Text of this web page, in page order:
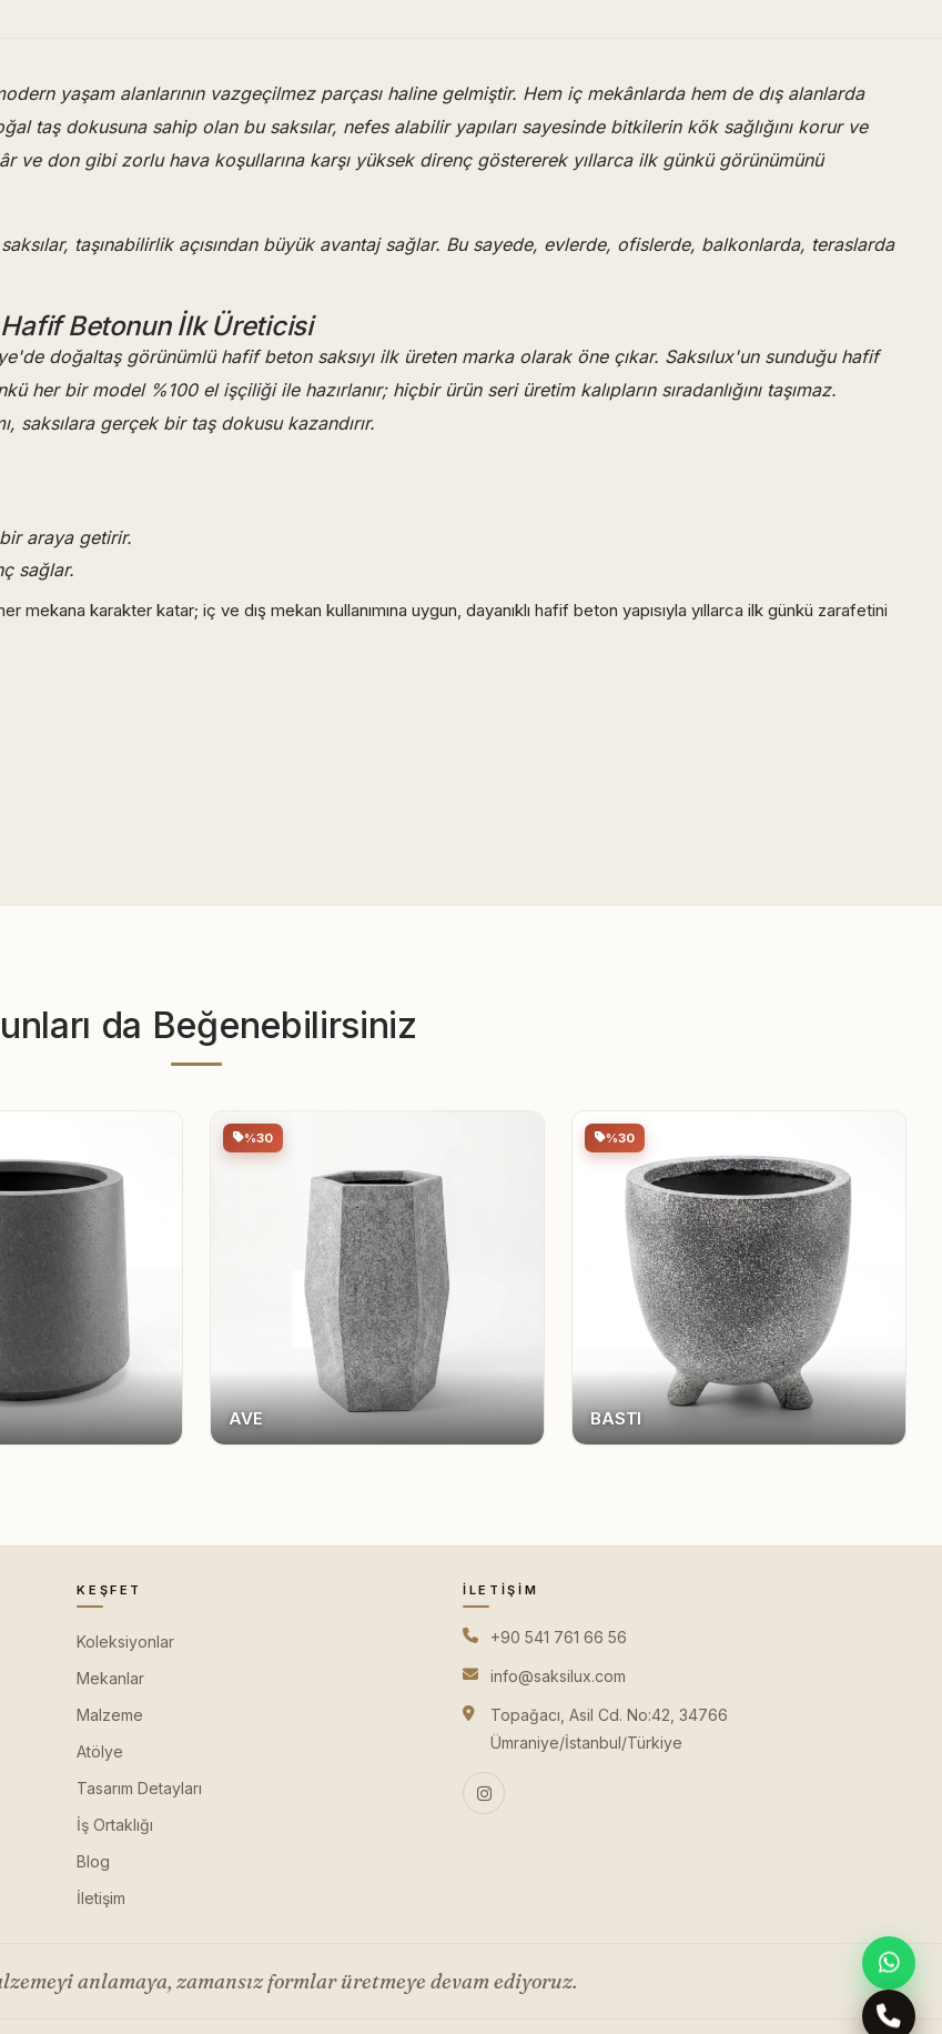
yaşam alanlarının vazgeçilmez parçası haline gelmiştir. Hem iç mekânlarda hem de dış alanlarda
taş dokusuna sahip olan bu saksılar, nefes alabilir yapıları sayesinde bitkilerin kök sağlığını korur ve
ve don gibi zorlu hava koşullarına karşı yüksek direnç göstererek yıllarca ilk günkü görünümünü
taşınabilirlik açısından büyük avantaj sağlar. Bu sayede, evlerde, ofislerde, balkonlarda, teraslarda
Betonun İlk Üreticisi
doğaltaş görünümlü hafif beton saksıyı ilk üreten marka olarak öne çıkar. Saksılux'un sunduğu hafif
her bir model %100 el işçiliği ile hazırlanır; hiçbir ürün seri üretim kalıpların sıradanlığını taşımaz.
saksılara gerçek bir taş dokusu kazandırır.
bir araya getirir.
sağlar.
mekana karakter katar; iç ve dış mekan kullanımına uygun, dayanıklı hafif beton yapısıyla yıllarca ilk günkü zarafetini
da Beğenebilirsiniz
%30
AVE
%30
BASTI
KEŞFET
Koleksiyonlar
Mekanlar
Malzeme
Atölye
Tasarım Detayları
İş Ortaklığı
Blog
İletişim
İLETIŞIM
+90 541 761 66 56
info@saksilux.com
Topağacı, Asil Cd. No:42, 34766
Ümraniye/İstanbul/Türkiye
anlamaya, zamansız formlar üretmeye devam ediyoruz.